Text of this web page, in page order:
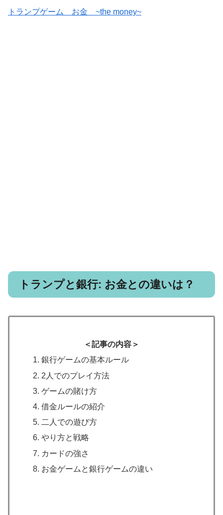
トランプゲーム お金 ~the money~
トランプと銀行: お金との違いは？
＜記事の内容＞
銀行ゲームの基本ルール
2人でのプレイ方法
ゲームの賭け方
借金ルールの紹介
二人での遊び方
やり方と戦略
カードの強さ
お金ゲームと銀行ゲームの違い